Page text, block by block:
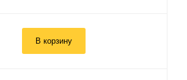
В корзину